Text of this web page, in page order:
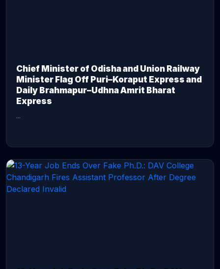
Chief Minister of Odisha and Union Railway
Minister Flag Off Puri–Koraput Express and
Daily Brahmapur–Udhna Amrit Bharat
Express
...